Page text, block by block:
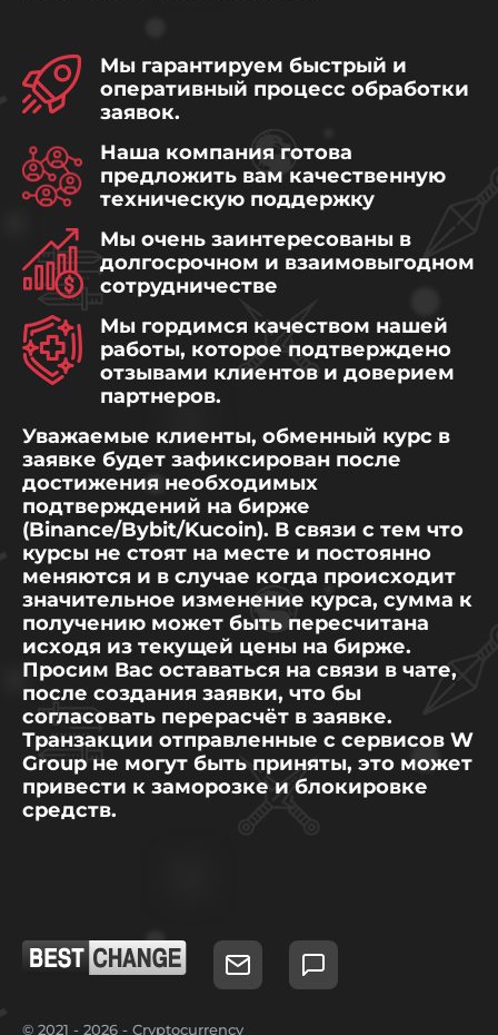
Мы гарантируем быстрый и
оперативный процесс обработки
заявок.
Наша компания готова
предложить вам качественную
техническую поддержку
Мы очень заинтересованы в
долгосрочном и взаимовыгодном
сотрудничестве
Мы гордимся качеством нашей
работы, которое подтверждено
отзывами клиентов и доверием
партнеров.
Уважаемые клиенты, обменный курс в
заявке будет зафиксирован после
достижения необходимых
подтверждений на бирже
(Binance/Bybit/Kucoin). В связи с тем что
курсы не стоят на месте и постоянно
меняются и в случае когда происходит
значительное изменение курса, сумма к
получению может быть пересчитана
исходя из текущей цены на бирже.
Просим Вас оставаться на связи в чате,
после создания заявки, что бы
согласовать перерасчёт в заявке.
Транзакции отправленные с сервисов W
Group не могут быть приняты, это может
привести к заморозке и блокировке
средств.
© 2021 - 2026 - Cryptocurrency